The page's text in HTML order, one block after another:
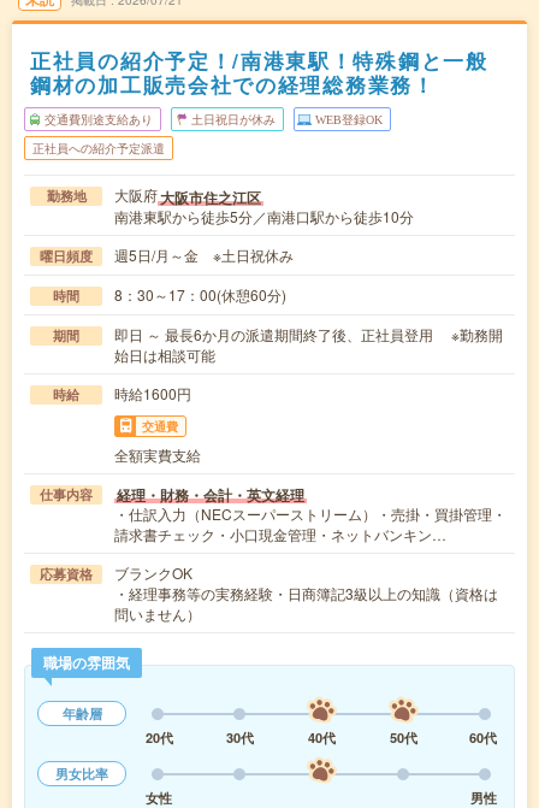
正社員の紹介予定！/南港東駅！特殊鋼と一般
鋼材の加工販売会社での経理総務業務！
交通費別途支給あり 土日祝日が休み WEB登録OK
正社員への紹介予定派遣
勤務地 大阪府大阪市住之江区
南港東駅から徒歩5分／南港口駅から徒歩10分
曜日頻度 週5日/月～金 ※土日祝休み
時間 8：30～17：00(休憩60分)
期間
即日 ～ 最長6か月の派遣期間終了後、正社員登用 ※勤務開
始日は相談可能
時給 時給1600円
交通費
全額実費支給
仕事内容 経理・財務・会計・英文経理
・仕訳入力（NECスーパーストリーム）・売掛・買掛管理・
請求書チェック・小口現金管理・ネットバンキン…
応募資格
ブランクOK
・経理事務等の実務経験・日商簿記3級以上の知識（資格は
問いません）
職場の雰囲気
年齢層
20代
30代 40代 50代
60代
男女比率
女性
男性